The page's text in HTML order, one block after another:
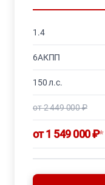
1.4
6АКПП
150 л.с.
от 2 449 000 ₽
от 1 549 000 ₽*